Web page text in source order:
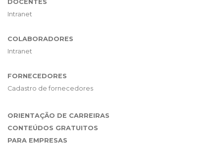
DOCENTES
Intranet
COLABORADORES
Intranet
FORNECEDORES
Cadastro de fornecedores
ORIENTAÇÃO DE CARREIRAS
CONTEÚDOS GRATUITOS
PARA EMPRESAS